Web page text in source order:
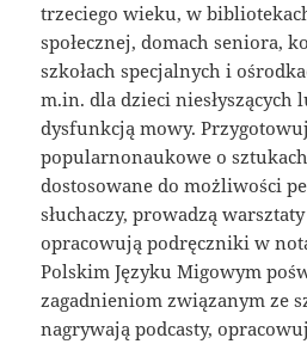
trzeciego wieku, w
społecznej, domach seniora,
szkołach specjalnych i
m.in. dla dzieci niesłyszących
dysfunkcją mowy.
popularnonaukowe o
dostosowane do możliwości
słuchaczy, prowadzą
opracowują podręczniki w
Polskim Języku Migowym
zagadnieniom związanym ze
nagrywają podcasty,